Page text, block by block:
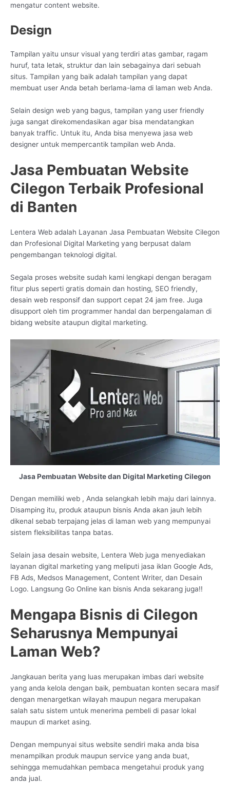
mengatur content website.
Design
Tampilan yaitu unsur visual yang terdiri atas gambar, ragam
huruf, tata letak, struktur dan lain sebagainya dari sebuah
situs. Tampilan yang baik adalah tampilan yang dapat
membuat user Anda betah berlama-lama di laman web Anda.
Selain design web yang bagus, tampilan yang user friendly
juga sangat direkomendasikan agar bisa mendatangkan
banyak traffic. Untuk itu, Anda bisa menyewa jasa web
designer untuk mempercantik tampilan web Anda.
Jasa Pembuatan Website
Cilegon Terbaik Profesional
di Banten
Lentera Web adalah Layanan Jasa Pembuatan Website Cilegon
dan Profesional Digital Marketing yang berpusat dalam
pengembangan teknologi digital.
Segala proses website sudah kami lengkapi dengan beragam
fitur plus seperti gratis domain dan hosting, SEO friendly,
desain web responsif dan support cepat 24 jam free. Juga
disupport oleh tim programmer handal dan berpengalaman di
bidang website ataupun digital marketing.
Jasa Pembuatan Website dan Digital Marketing Cilegon
Dengan memiliki web , Anda selangkah lebih maju dari lainnya.
Disamping itu, produk ataupun bisnis Anda akan jauh lebih
dikenal sebab terpajang jelas di laman web yang mempunyai
sistem fleksibilitas tanpa batas.
Selain jasa desain website, Lentera Web juga menyediakan
layanan digital marketing yang meliputi jasa iklan Google Ads,
FB Ads, Medsos Management, Content Writer, dan Desain
Logo. Langsung Go Online kan bisnis Anda sekarang juga!!
Mengapa Bisnis di Cilegon
Seharusnya Mempunyai
Laman Web?
Jangkauan berita yang luas merupakan imbas dari website
yang anda kelola dengan baik, pembuatan konten secara masif
dengan menargetkan wilayah maupun negara merupakan
salah satu sistem untuk menerima pembeli di pasar lokal
maupun di market asing.
Dengan mempunyai situs website sendiri maka anda bisa
menampilkan produk maupun service yang anda buat,
sehingga memudahkan pembaca mengetahui produk yang
anda jual.